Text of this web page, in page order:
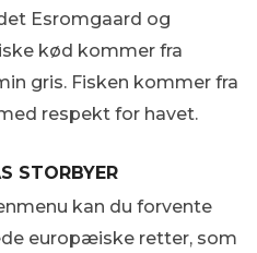
Esromgaard og
kød kommer fra
gris. Fisken kommer fra
respekt for havet.
STORBYER
kan du forvente
europæiske retter, som